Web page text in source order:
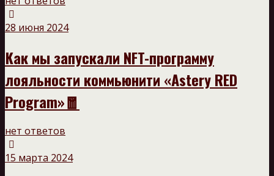
28 июня 2024
Как мы запускали NFT-программу
лояльности коммьюнити «Astery RED
Program»🧧
нет ответов
15 марта 2024